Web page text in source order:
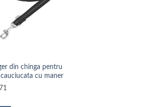
din chinga pentru
cu maner